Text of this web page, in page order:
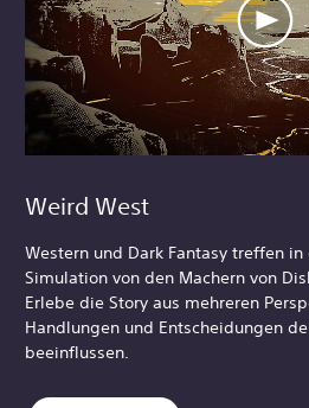
Weird West
Western und Dark Fantasy treffen
Simulation von den Machern von
Erlebe die Story aus mehreren
Handlungen und Entscheidungen
beeinflussen.